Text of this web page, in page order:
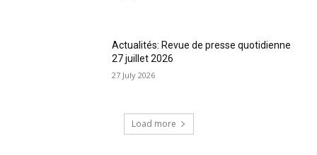
Actualités: Revue de presse quotidienne
27 juillet 2026
27 July 2026
Load more